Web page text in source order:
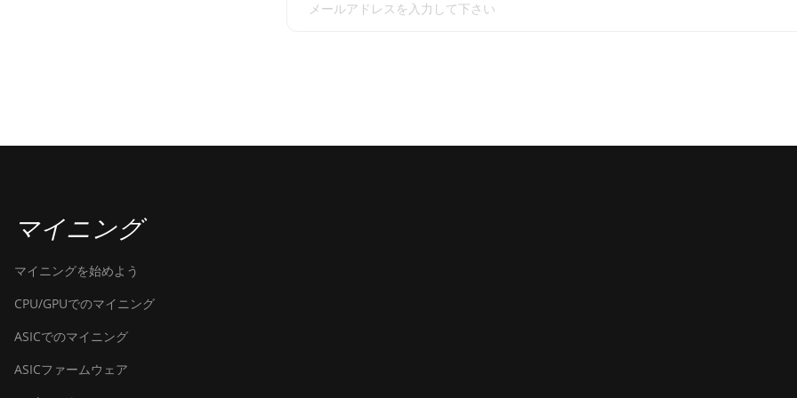
マイニング
マイニングを始めよう
CPU/GPUでのマイニング
ASICでのマイニング
ASICファームウェア